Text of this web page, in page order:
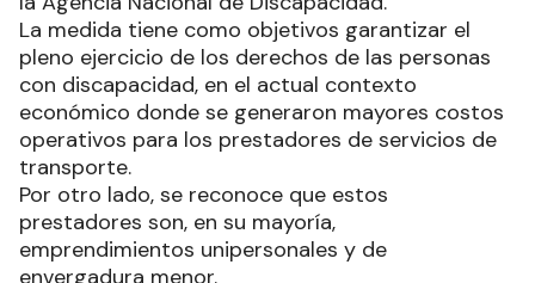
La medida tiene como objetivos garantizar el
pleno ejercicio de los derechos de las personas
con discapacidad, en el actual contexto
económico donde se generaron mayores costos
operativos para los prestadores de servicios de
transporte.
Por otro lado, se reconoce que estos
prestadores son, en su mayoría,
emprendimientos unipersonales y de
envergadura menor.